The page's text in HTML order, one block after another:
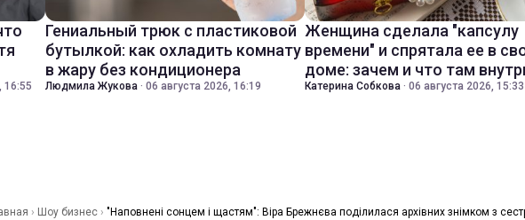
16:55
Гениальный трюк с пластиковой
бутылкой: как охладить комнату
в жару без кондиционера
Людмила Жукова · 06 августа 2026, 16:19
Женщина сделала "капсулу
времени" и спрятала ее в
доме: зачем и что там
Катерина Собкова · 06 августа 2026, 15:33
› Шоу бизнес › "Наповнені сонцем і щастям": Віра Брежнєва поділилася архівних знімком з